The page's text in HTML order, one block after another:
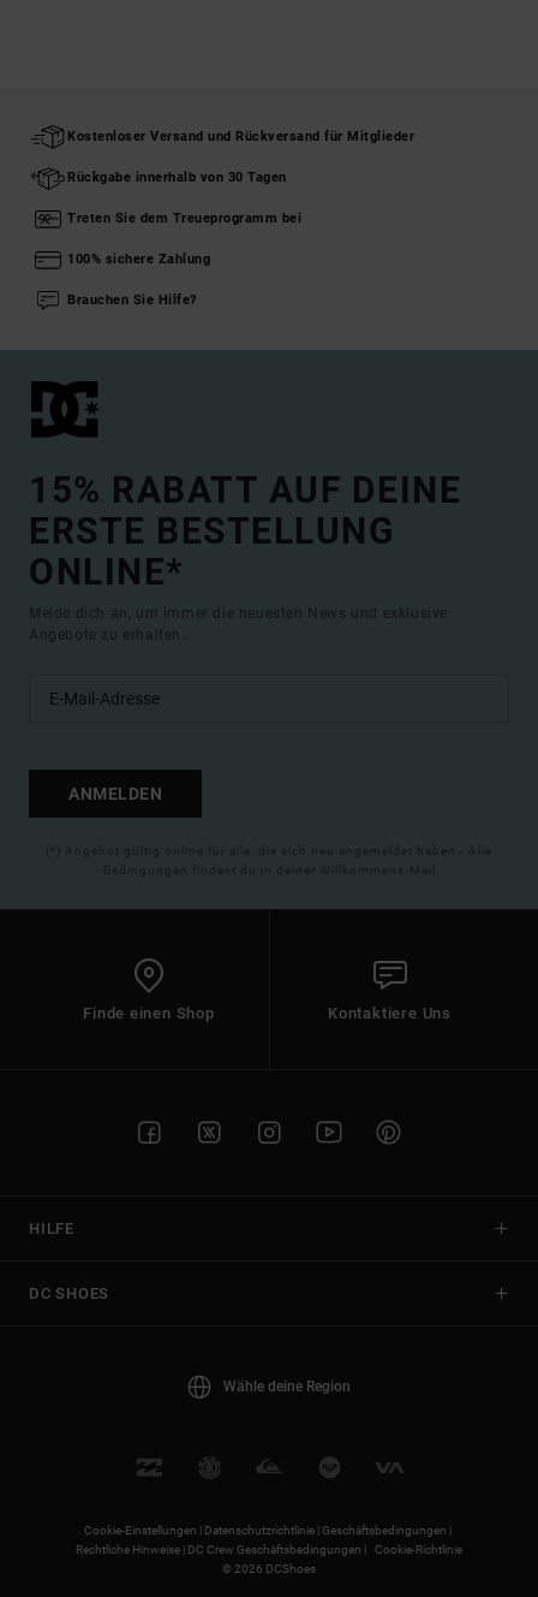
Kostenloser Versand und Rückversand für Mitglieder
Rückgabe innerhalb von 30 Tagen
Treten Sie dem Treueprogramm bei
100% sichere Zahlung
Brauchen Sie Hilfe?
15% RABATT AUF DEINE
ERSTE BESTELLUNG
ONLINE*
Melde dich an, um immer die neuesten News und exklusive
Angebote zu erhalten.
ANMELDEN
(*) Angebot gültig online für alle, die sich neu angemeldet haben - Alle
Bedingungen findest du in deiner Willkommens-Mail
Finde einen Shop Kontaktiere Uns
HILFE
DC SHOES
Wähle deine Region
Cookie-Einstellungen | Datenschutzrichtlinie |Geschäftsbedingungen |
Rechtliche Hinweise | DC Crew Geschäftsbedingungen |
Cookie-Richtlinie
© 2026 DCShoes